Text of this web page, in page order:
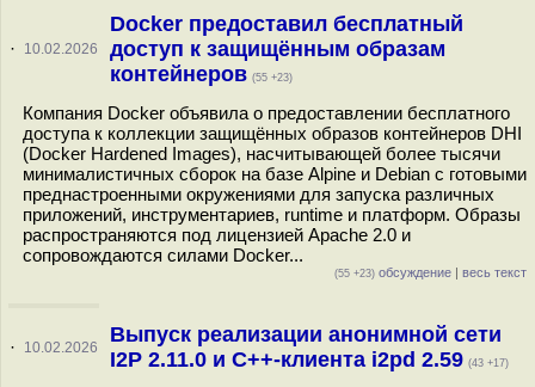
· 10.02.2026
Docker предоставил бесплатный
доступ к защищённым образам
контейнеров (55 +23)
Компания Docker объявила о предоставлении бесплатного
доступа к коллекции защищённых образов контейнеров DHI
(Docker Hardened Images), насчитывающей более тысячи
минималистичных сборок на базе Alpine и Debian c готовыми
преднастроенными окружениями для запуска различных
приложений, инструментариев, runtime и платформ. Образы
распространяются под лицензией Apache 2.0 и
сопровождаются силами Docker...
(55 +23) обсуждение | весь текст
· 10.02.2026
Выпуск реализации анонимной сети
I2P 2.11.0 и C++-клиента i2pd 2.59 (43 +17)